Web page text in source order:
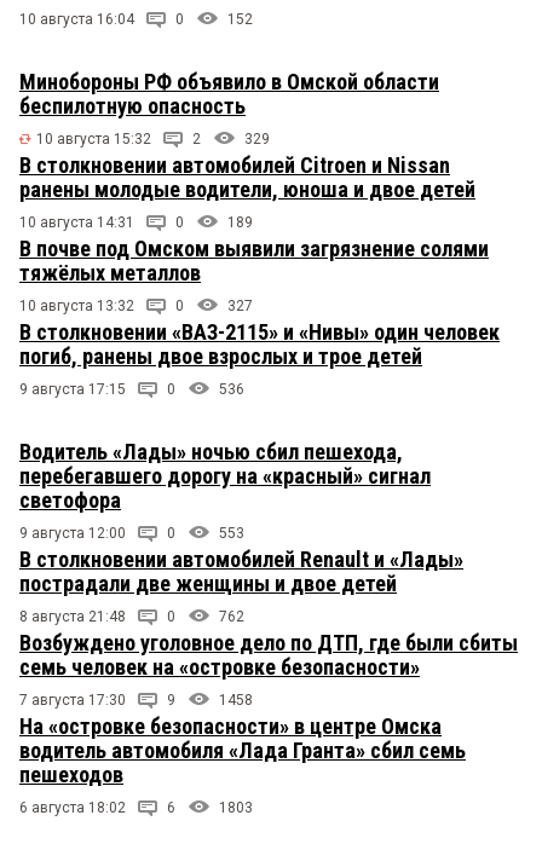
10 августа 16:04 0 152
Минобороны РФ объявило в Омской области
беспилотную опасность
10 августа 15:32 2 329
В столкновении автомобилей Citroen и Nissan
ранены молодые водители, юноша и двое детей
10 августа 14:31 0 189
В почве под Омском выявили загрязнение солями
тяжёлых металлов
10 августа 13:32 0 327
В столкновении «ВАЗ-2115» и «Нивы» один человек
погиб, ранены двое взрослых и трое детей
9 августа 17:15 0 536
Водитель «Лады» ночью сбил пешехода,
перебегавшего дорогу на «красный» сигнал
светофора
9 августа 12:00 0 553
В столкновении автомобилей Renault и «Лады»
пострадали две женщины и двое детей
8 августа 21:48 0 762
Возбуждено уголовное дело по ДТП, где были сбиты
семь человек на «островке безопасности»
7 августа 17:30 9 1458
На «островке безопасности» в центре Омска
водитель автомобиля «Лада Гранта» сбил семь
пешеходов
6 августа 18:02 6 1803